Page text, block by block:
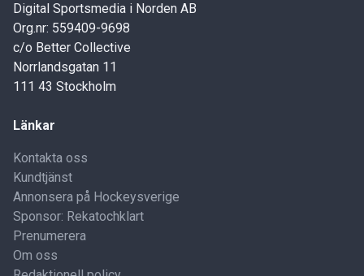
Digital Sportsmedia i Norden AB
Org.nr: 559409-9698
c/o Better Collective
Norrlandsgatan 11
111 43 Stockholm
Länkar
Kontakta oss
Kundtjänst
Annonsera på Hockeysverige
Sponsor: Rekatochklart
Prenumerera
Om oss